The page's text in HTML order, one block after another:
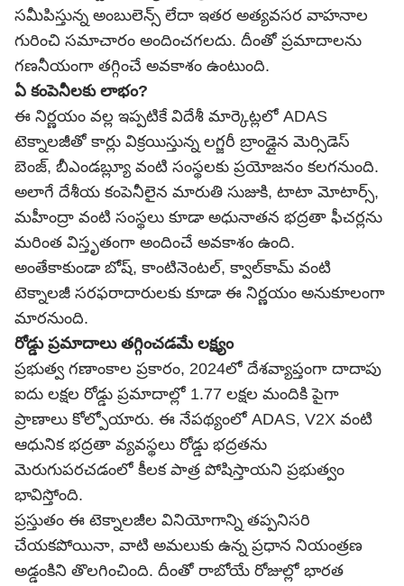
సమీపిస్తున్న అంబులెన్స్ లేదా ఇతర అత్యవసర వాహనాల
గురించి సమాచారం అందించగలదు. దీంతో ప్రమాదాలను
గణనీయంగా తగ్గించే అవకాశం ఉంటుంది.
ఏ కంపెనీలకు లాభం?
ఈ నిర్ణయం వల్ల ఇప్పటికే విదేశీ మార్కెట్లలో ADAS
టెక్నాలజీతో కార్లు విక్రయిస్తున్న లగ్జరీ బ్రాండ్లైన మెర్సిడెస్
బెంజ్, బీఎండబ్ల్యూ వంటి సంస్థలకు ప్రయోజనం కలగనుంది.
అలాగే దేశీయ కంపెనీలైన మారుతి సుజుకి, టాటా మోటార్స్,
మహీంద్రా వంటి సంస్థలు కూడా అధునాతన భద్రతా ఫీచర్లను
మరింత విస్తృతంగా అందించే అవకాశం ఉంది.
అంతేకాకుండా బోష్, కాంటినెంటల్, క్వాల్‌కామ్ వంటి
టెక్నాలజీ సరఫరాదారులకు కూడా ఈ నిర్ణయం అనుకూలంగా
మారనుంది.
రోడ్డు ప్రమాదాలు తగ్గించడమే లక్ష్యం
ప్రభుత్వ గణాంకాల ప్రకారం, 2024లో దేశవ్యాప్తంగా దాదాపు
ఐదు లక్షల రోడ్డు ప్రమాదాల్లో 1.77 లక్షల మందికి పైగా
ప్రాణాలు కోల్పోయారు. ఈ నేపథ్యంలో ADAS, V2X వంటి
ఆధునిక భద్రతా వ్యవస్థలు రోడ్డు భద్రతను
మెరుగుపరచడంలో కీలక పాత్ర పోషిస్తాయని ప్రభుత్వం
భావిస్తోంది.
ప్రస్తుతం ఈ టెక్నాలజీల వినియోగాన్ని తప్పనిసరి
చేయకపోయినా, వాటి అమలుకు ఉన్న ప్రధాన నియంత్రణ
అడ్డంకిని తొలగించింది. దీంతో రాబోయే రోజుల్లో భారత